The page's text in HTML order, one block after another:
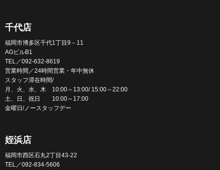
千代店
福岡市博多区千代1丁目9－11
AGビルB1
TEL／092-632-8619
営業時間／24時間営業・年中無休
スタッフ滞在時間/
月、火、水、木 10:00～13:00/ 15:00～22:00
土、日、祝日 10:00～17:00
金曜日/ノースタッフデー
姪浜店
福岡市西区石丸2丁目43-22
TEL／092-834-5606